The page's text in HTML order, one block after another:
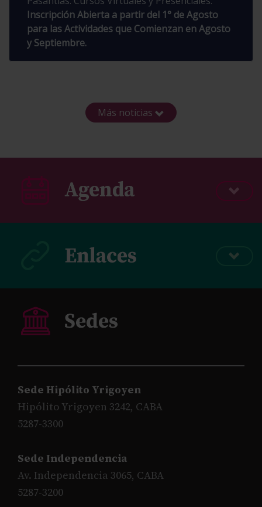
Inscripción Abierta a partir del 1° de Agosto
para las Actividades que Comienzan en Agosto
y Septiembre.
Más noticias
Sede Hipólito Yrigoyen
Hipólito Yrigoyen 3242, CABA
5287-3300
Sede Independencia
Av. Independencia 3065, CABA
5287-3200